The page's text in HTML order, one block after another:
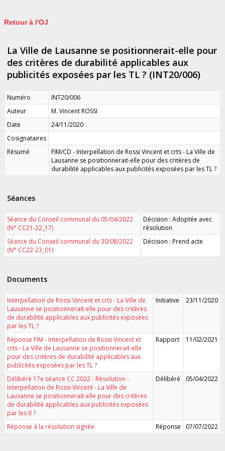
Retour à l'OJ
La Ville de Lausanne se positionnerait-elle pour
des critères de durabilité applicables aux
publicités exposées par les TL ? (INT20/006)
Numéro
INT20/006
Auteur
M. Vincent ROSSI
Date
24/11/2020
Cosignataires
Résumé
FIM/CD - Interpellation de Rossi Vincent et crts - La Ville de
Lausanne se positionnerait-elle pour des critères de
durabilité applicables aux publicités exposées par les TL ?
Séances
Séance du Conseil communal du 05/04/2022
(N° CC21-22_17)
Décision : Adoptée avec
résolution
Séance du Conseil communal du 30/08/2022
(N° CC22-23_01)
Décision : Prend acte
Documents
Interpellation de Rossi Vincent et crts - La Ville de
Lausanne se positionnerait-elle pour des critères
de durabilité applicables aux publicités exposées
par les TL ?
Initiative 23/11/2020
Réponse FIM - Interpellation de Rossi Vincent et
crts - La Ville de Lausanne se positionnerait-elle
pour des critères de durabilité applicables aux
publicités exposées par les TL ?
Rapport 11/02/2021
Délibéré 17e séance CC 2022 - Résolution -
Interpellation de Rossi Vincent - La Ville de
Lausanne se positionnerait-elle pour des critères
de durabilité applicables aux publicités exposées
par les tl ?
Délibéré 05/04/2022
Réponse à la résolution signée Réponse 07/07/2022